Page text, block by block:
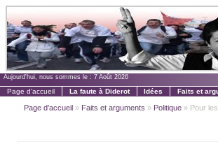
Aujourd'hui, nous sommes le : 7 Août 2026
Page d'accueil La faute à Diderot Idées Faits et
Page d'accueil » Faits et arguments » Politique » Pour